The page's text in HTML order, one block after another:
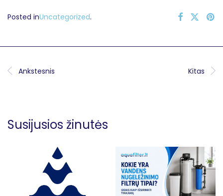
Posted inUncategorized.
Ankstesnis Kitas
Susijusios žinutės